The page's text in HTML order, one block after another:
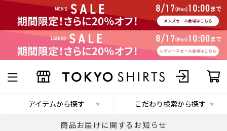
アイテムから探す こだわり検索から探す
商品お届けに関するお知らせ